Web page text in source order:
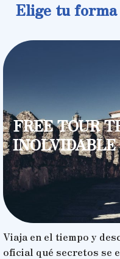
Elige tu
FREE TOUR
INOLVIDABLE
Viaja en el tiempo y
oficial qué secretos se